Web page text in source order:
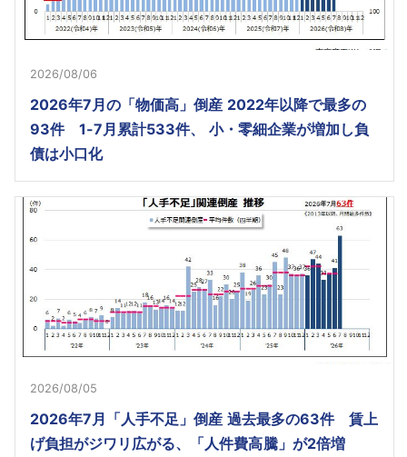
2026/08/06
2026年7月の「物価高」倒産 2022年以降で最多の
93件 1-7月累計533件、 小・零細企業が増加し負
債は小口化
2026/08/05
2026年7月「人手不足」倒産 過去最多の63件 賃上
げ負担がジワリ広がる、「人件費高騰」が2倍増